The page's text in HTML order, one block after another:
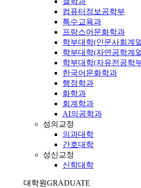
컴퓨터정보공학부
특수교육과
프랑스어문화학과
학부대학(인문사회계
학부대학(자연공학계
학부대학(자유전공학
한국어문화학과
행정학과
화학과
회계학과
AI의공학과
성의교정
의과대학
간호대학
성신교정
신학대학
대학원GRADUATE